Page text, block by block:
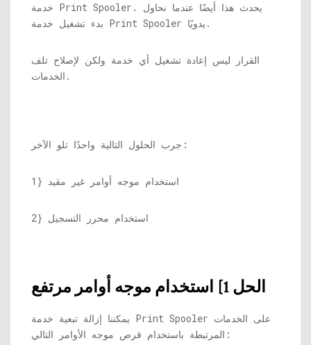
خدمة Print Spooler. يحدث هذا أيضًا عندما نحاول
بدء تشغيل خدمة Print Spooler يدويًا.
القرار ليس إعادة تشغيل أي خدمة ولكن لإصلاح تلف
الخدمات.
جرب الحلول التالية واحدًا تلو الآخر:
1} استخدام موجه أوامر غير مقيد
2} استخدام محرر التسجيل
الحل 1] استخدام موجه أوامر مرتفع
يمكننا إزالة تبعية خدمة Print Spooler على الخدمات
المرتبطة باستخدام قرص موجه الأوامر التالي: